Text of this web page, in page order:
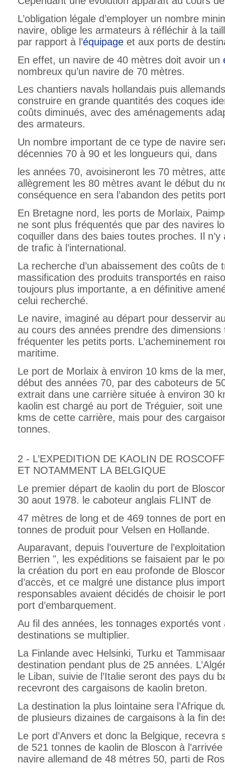
L’obligation légale d’employer un nombre
navire, oblige les armateurs à réfléchir à la
par rapport à l’équipage et aux ports de
En effet, un navire de 40 mètres doit avoir un
nombreux qu’un navire de 70 mètres.
Les chantiers navals hollandais puis
construire en grande quantités des coques
coûts diminués, avec des aménagements
des armateurs.
Un nombre important de ce type de navire
décennies 70 à 90 et les longueurs qui, dans
les années 70, avoisineront les 70 mètres,
allègrement les 80 mètres avant le début du
conséquence en sera l’abandon des petits
En Bretagne nord, les ports de Morlaix,
ne sont plus fréquentés que par des navires
coquiller dans des baies toutes proches. Il
de trafic à l’international.
La recherche d’un abaissement des coûts de
massification des produits transportés en
toujours plus importante, a en définitive
celui recherché.
Le navire, imaginé au départ pour desservir
au cours des années prendre des
fréquenter les petits ports. L’acheminement
maritime.
Le port de Morlaix à environ 10 kms de la
début des années 70, par des caboteurs de
extrait dans une carrière située à environ 30
kaolin est chargé au port de Tréguier, soit
kms de cette carrière, mais pour des
tonnes.
2 - L’EXPEDITION DE KAOLIN DE
ET NOTAMMENT LA BELGIQUE
Le premier départ de kaolin du port de
30 aout 1978. le caboteur anglais FLINT de
47 mètres de long et de 469 tonnes de port
tonnes de produit pour Velsen en Hollande.
Auparavant, depuis l’ouverture de
Berrien ", les expéditions se faisaient par le
la création du port en eau profonde de
d’accès, et ce malgré une distance plus
responsables avaient décidés de choisir le
port d’embarquement.
Au fil des années, les tonnages exportés vont
destinations se multiplier.
La Finlande avec Helsinki, Turku et
destination pendant plus de 25 années.
le Liban, suivie de l’Italie seront des pays du
recevront des cargaisons de kaolin breton.
La destination la plus lointaine sera l’Afrique
de plusieurs dizaines de cargaisons à la fin
Le port d’Anvers et donc la Belgique, recevra
de 521 tonnes de kaolin de Bloscon à
navire allemand de 48 métres 50, parti de